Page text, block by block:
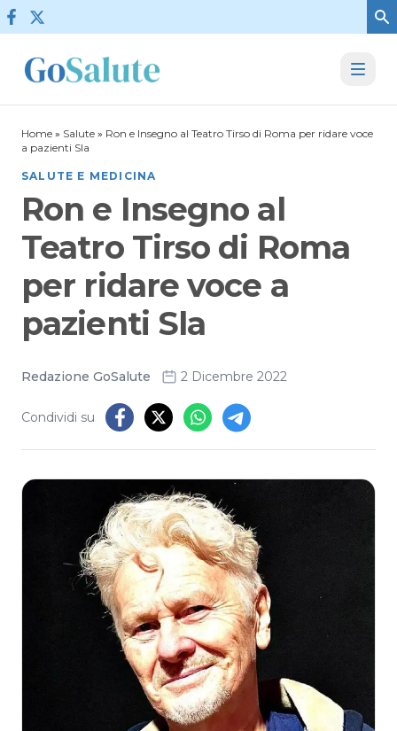
Vai al contenuto
Home » Salute » Ron e Insegno al Teatro Tirso di Roma per ridare voce
a pazienti Sla
SALUTE E MEDICINA
Ron e Insegno al
Teatro Tirso di Roma
per ridare voce a
pazienti Sla
Redazione GoSalute 2 Dicembre 2022
Condividi su